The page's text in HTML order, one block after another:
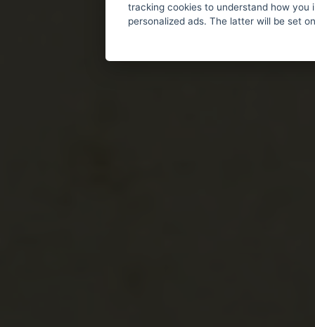
tracking cookies to understand how
personalized ads. The latter will be set